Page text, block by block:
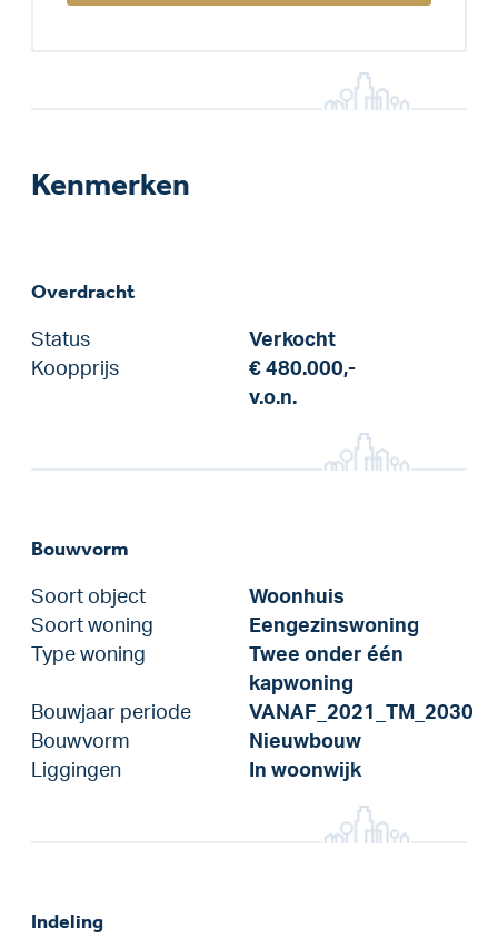
Kenmerken
Overdracht
Status
Verkocht
Koopprijs
€ 480.000,-
v.o.n.
Bouwvorm
Soort object
Woonhuis
Soort woning
Eengezinswoning
Type woning
Twee onder één
kapwoning
Bouwjaar periode
VANAF_2021_TM_2030
Bouwvorm
Nieuwbouw
Liggingen
In woonwijk
Indeling